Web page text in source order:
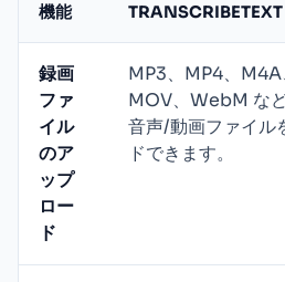
機能 TRANSCRIBETEXT
録画
ファ
イル
のア
ップ
ロー
ド
MP3、MP4、M4A
MOV、WebM な
音声/動画ファイル
ドできます。